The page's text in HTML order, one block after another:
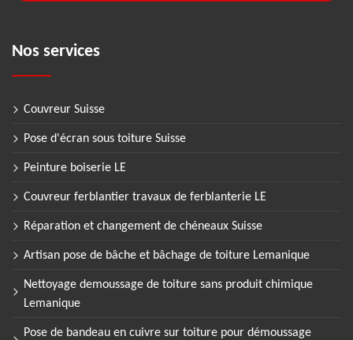
Nos services
Couvreur Suisse
Pose d'écran sous toiture Suisse
Peinture boiserie LE
Couvreur ferblantier travaux de ferblanterie LE
Réparation et changement de chéneaux Suisse
Artisan pose de bâche et bâchage de toiture Lemanique
Nettoyage demoussage de toiture sans produit chimique
Lemanique
Pose de bandeau en cuivre sur toiture pour démoussage